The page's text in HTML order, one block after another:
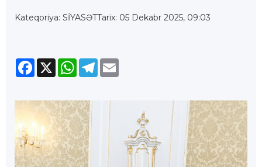
Kateqoriya: SİYASƏTTarix: 05 Dekabr 2025, 09:03
Facebook
X WhatsApp
Telegram